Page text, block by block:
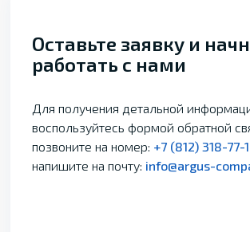
Оставьте заявку и
работать с нами
Для получения детальной
воспользуйтесь формой обратной
позвоните на номер: +7 (812) 318-77-
напишите на почту: info@argus-